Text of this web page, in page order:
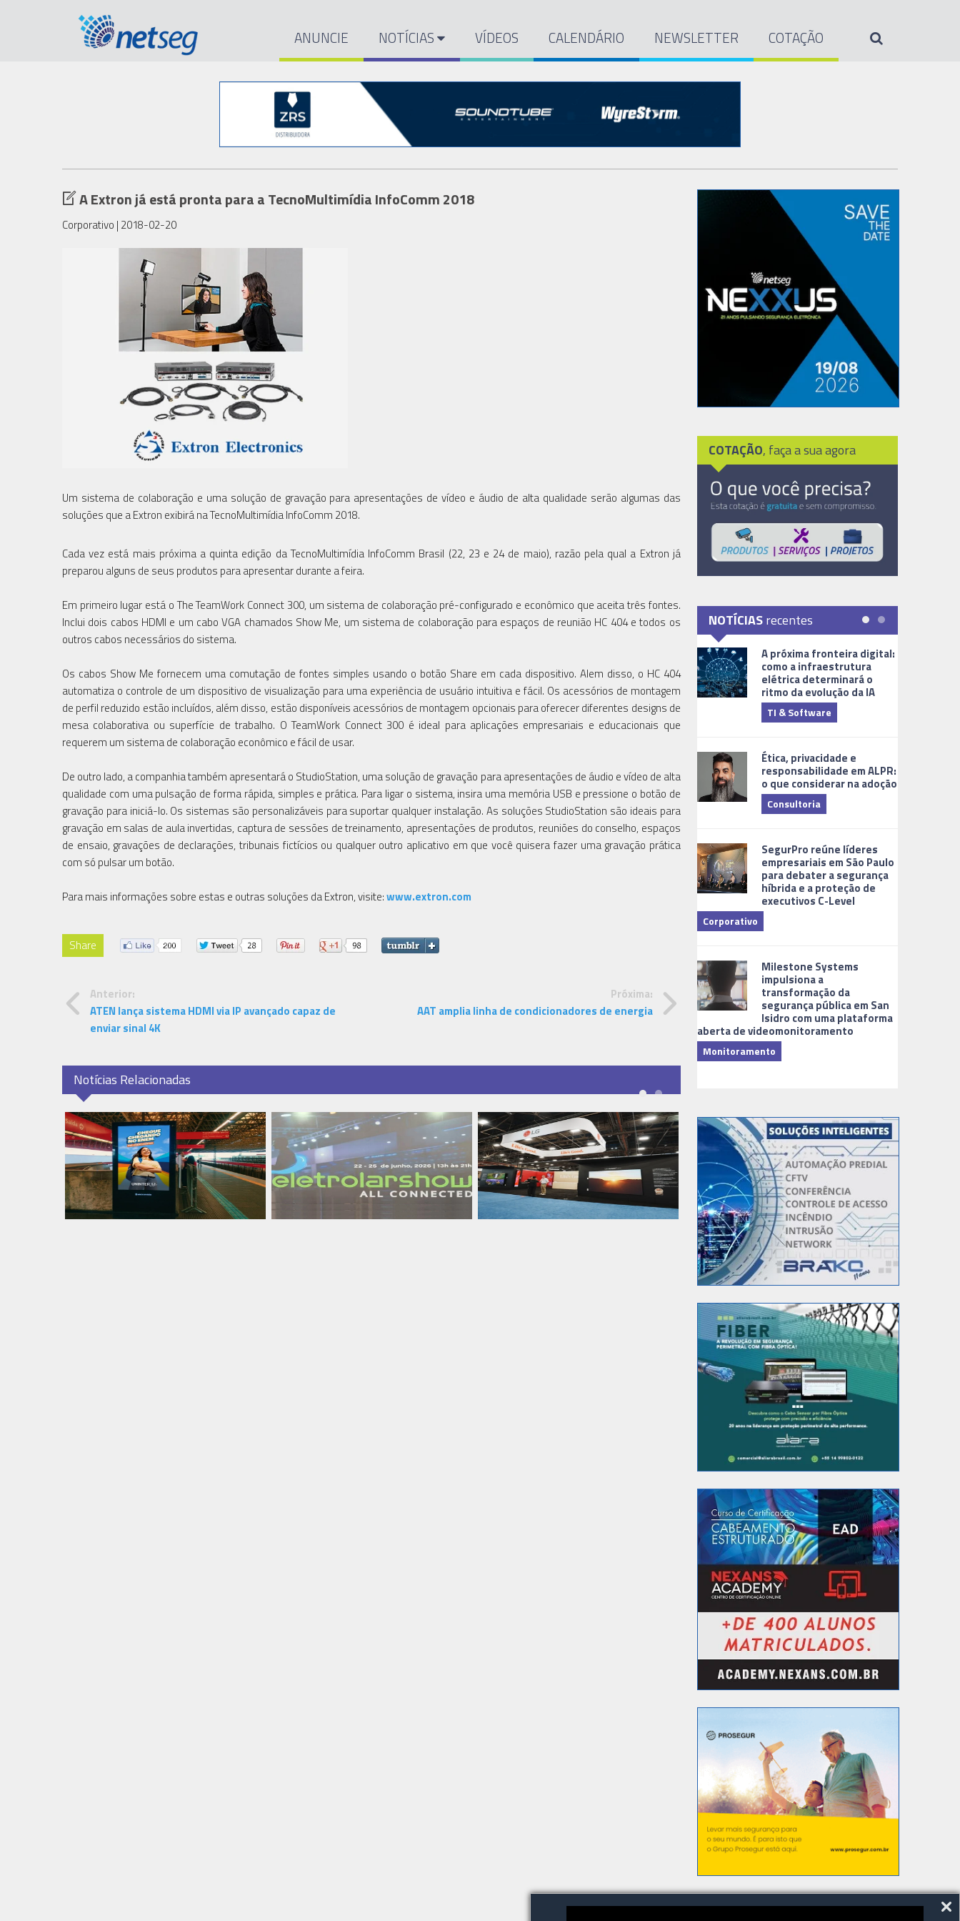
ANUNCIE NOTÍCIAS VÍDEOS CALENDÁRIO NEWSLETTER COTAÇÃO
A Extron já está pronta para a TecnoMultimídia InfoComm 2018
Corporativo | 2018-02-20
Um sistema de colaboração e uma solução de gravação para apresentações de vídeo e áudio de alta qualidade serão algumas das
soluções que a Extron exibirá na TecnoMultimídia InfoComm 2018.
Cada vez está mais próxima a quinta edição da TecnoMultimídia InfoComm Brasil (22, 23 e 24 de maio), razão pela qual a Extron já
preparou alguns de seus produtos para apresentar durante a feira.
Em primeiro lugar está o The TeamWork Connect 300, um sistema de colaboração pré-configurado e econômico que aceita três fontes.
Inclui dois cabos HDMI e um cabo VGA chamados Show Me, um sistema de colaboração para espaços de reunião HC 404 e todos os
outros cabos necessários do sistema.
Os cabos Show Me fornecem uma comutação de fontes simples usando o botão Share em cada dispositivo. Alem disso, o HC 404
automatiza o controle de um dispositivo de visualização para uma experiência de usuário intuitiva e fácil. Os acessórios de montagem
de perfil reduzido estão incluídos, além disso, estão disponíveis acessórios de montagem opcionais para oferecer diferentes designs de
mesa colaborativa ou superfície de trabalho. O TeamWork Connect 300 é ideal para aplicações empresariais e educacionais que
requerem um sistema de colaboração econômico e fácil de usar.
De outro lado, a companhia também apresentará o StudioStation, uma solução de gravação para apresentações de áudio e vídeo de alta
qualidade com uma pulsação de forma rápida, simples e prática. Para ligar o sistema, insira uma memória USB e pressione o botão de
gravação para iniciá-lo. Os sistemas são personalizáveis para suportar qualquer instalação. As soluções StudioStation são ideais para
gravação em salas de aula invertidas, captura de sessões de treinamento, apresentações de produtos, reuniões do conselho, espaços
de ensaio, gravações de declarações, tribunais fictícios ou qualquer outro aplicativo em que você quisera fazer uma gravação prática
com só pulsar um botão.
Para mais informações sobre estas e outras soluções da Extron, visite:www.extron.com
Share
Anterior:
ATEN lança sistema HDMI via IP avançado capaz de
enviar sinal 4K
Próxima:
AAT amplia linha de condicionadores de energia
Notícias Relacionadas
COTAÇÃO, faça a sua agora
NOTÍCIASrecentes
A próxima fronteira digital:
como a infraestrutura
elétrica determinará o
ritmo da evolução da IA
TI & Software
Ética, privacidade e
responsabilidade em ALPR:
o que considerar na adoção
Consultoria
SegurPro reúne líderes
empresariais em São Paulo
para debater a segurança
híbrida e a proteção de
executivos C-Level
Corporativo
Milestone Systems
impulsiona a
transformação da
segurança pública em San
Isidro com uma plataforma
aberta de videomonitoramento
Monitoramento